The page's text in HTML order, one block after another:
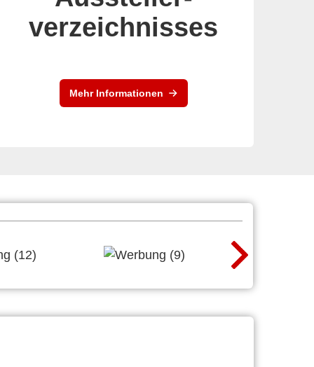
verzeichnisses
Mehr Informationen